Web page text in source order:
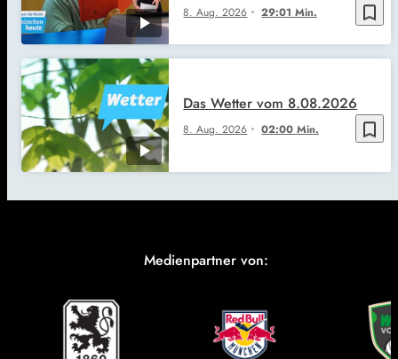
bookmark_border
8. Aug. 2026 29:01 Min.
bookmark_border
8. Aug. 2026 02:00 Min.
Das Wetter vom 8.08.2026
Medienpartner von: